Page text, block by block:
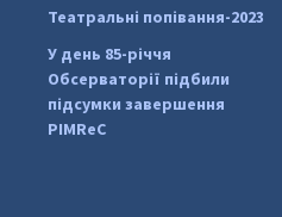
Театральні попівання-2023
У день 85-річчя
Обсерваторії підбили
підсумки завершення
PIMReC